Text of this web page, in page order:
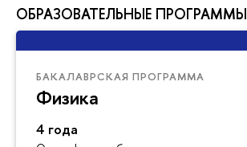
ОБРАЗОВАТЕЛЬНЫЕ ПРОГРАММЫ
БАКАЛАВРСКАЯ ПРОГРАММА
Физика
4 года